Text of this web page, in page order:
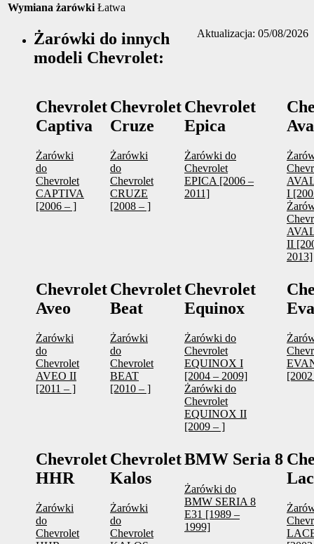
Wymiana żarówki Łatwa
Aktualizacja: 05/08/2026
Żarówki do innych
modeli Chevrolet:
Chevrolet
Captiva
Żarówki
do
Chevrolet
CAPTIVA
[2006 – ]
Chevrolet
Cruze
Żarówki
do
Chevrolet
CRUZE
[2008 – ]
Chevrolet
Epica
Żarówki do
Chevrolet
EPICA [2006 –
2011]
I
II
2013]
Chevrolet
Aveo
Żarówki
do
Chevrolet
AVEO II
[2011 – ]
Chevrolet
Beat
Żarówki
do
Chevrolet
BEAT
[2010 – ]
Chevrolet
Equinox
Żarówki do
Chevrolet
EQUINOX I
[2004 – 2009]
Żarówki do
Chevrolet
EQUINOX II
[2009 – ]
Chevrolet
HHR
Żarówki
do
Chevrolet
Chevrolet
Kalos
Żarówki
do
Chevrolet
BMW Seria 8
Żarówki do
BMW SERIA 8
E31 [1989 –
1999]